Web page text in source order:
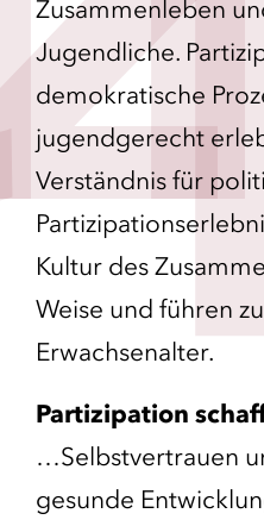
Zusammenleben
Jugendliche.
demokratische
jugendgerecht
Verständnis für
Kultur des
Weise und führen
Erwachsenalter.
Partizipation
…Selbstvertrauen
gesunde